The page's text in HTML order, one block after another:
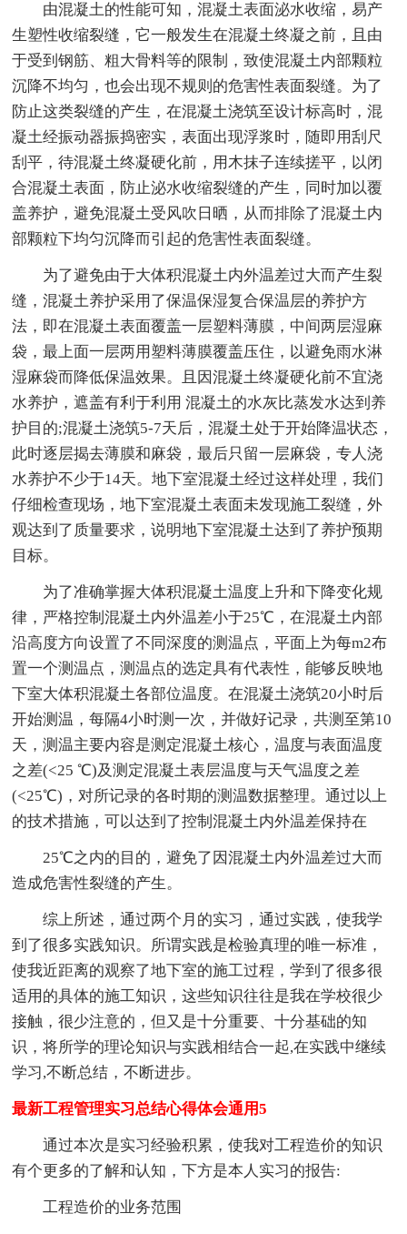
由混凝土的性能可知，混凝土表面泌水收缩，易产
生塑性收缩裂缝，它一般发生在混凝土终凝之前，且由
于受到钢筋、粗大骨料等的限制，致使混凝土内部颗粒
沉降不均匀，也会出现不规则的危害性表面裂缝。为了
防止这类裂缝的产生，在混凝土浇筑至设计标高时，混
凝土经振动器振捣密实，表面出现浮浆时，随即用刮尺
刮平，待混凝土终凝硬化前，用木抹子连续搓平，以闭
合混凝土表面，防止泌水收缩裂缝的产生，同时加以覆
盖养护，避免混凝土受风吹日晒，从而排除了混凝土内
部颗粒下均匀沉降而引起的危害性表面裂缝。
为了避免由于大体积混凝土内外温差过大而产生裂
缝，混凝土养护采用了保温保湿复合保温层的养护方
法，即在混凝土表面覆盖一层塑料薄膜，中间两层湿麻
袋，最上面一层两用塑料薄膜覆盖压住，以避免雨水淋
湿麻袋而降低保温效果。且因混凝土终凝硬化前不宜浇
水养护，遮盖有利于利用 混凝土的水灰比蒸发水达到养
护目的;混凝土浇筑5-7天后，混凝土处于开始降温状态，
此时逐层揭去薄膜和麻袋，最后只留一层麻袋，专人浇
水养护不少于14天。地下室混凝土经过这样处理，我们
仔细检查现场，地下室混凝土表面未发现施工裂缝，外
观达到了质量要求，说明地下室混凝土达到了养护预期
目标。
为了准确掌握大体积混凝土温度上升和下降变化规
律，严格控制混凝土内外温差小于25℃，在混凝土内部
沿高度方向设置了不同深度的测温点，平面上为每m2布
置一个测温点，测温点的选定具有代表性，能够反映地
下室大体积混凝土各部位温度。在混凝土浇筑20小时后
开始测温，每隔4小时测一次，并做好记录，共测至第10
天，测温主要内容是测定混凝土核心，温度与表面温度
之差(<25 ℃)及测定混凝土表层温度与天气温度之差
(<25℃)，对所记录的各时期的测温数据整理。通过以上
的技术措施，可以达到了控制混凝土内外温差保持在
25℃之内的目的，避免了因混凝土内外温差过大而
造成危害性裂缝的产生。
综上所述，通过两个月的实习，通过实践，使我学
到了很多实践知识。所谓实践是检验真理的唯一标准，
使我近距离的观察了地下室的施工过程，学到了很多很
适用的具体的施工知识，这些知识往往是我在学校很少
接触，很少注意的，但又是十分重要、十分基础的知
识，将所学的理论知识与实践相结合一起,在实践中继续
学习,不断总结，不断进步。
最新工程管理实习总结心得体会通用5
通过本次是实习经验积累，使我对工程造价的知识
有个更多的了解和认知，下方是本人实习的报告:
工程造价的业务范围